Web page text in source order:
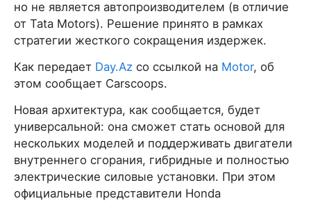
но не является автопроизводителем (в отличие
от Tata Motors). Решение принято в рамках
стратегии жесткого сокращения издержек.
Как передает Day.Az со ссылкой на Motor, об
этом сообщает Carscoops.
Новая архитектура, как сообщается, будет
универсальной: она сможет стать основой для
нескольких моделей и поддерживать двигатели
внутреннего сгорания, гибридные и полностью
электрические силовые установки. При этом
официальные представители Honda